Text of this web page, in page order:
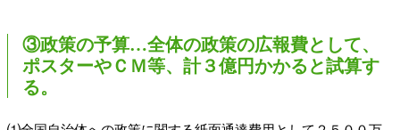
③政策の予算…全体の政策の広報費として、
ポスターやＣＭ等、計３億円かかると試算す
る。